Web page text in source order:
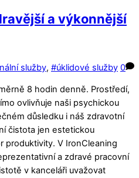
a výkonnější
služby, #úklidové služby 0
8 hodin denně. Prostředí,
ovlivňuje naši psychickou
důsledku i náš zdravotní
čistota jen estetickou
produktivity. V IronCleaning
a zdravé pracovní
v kanceláři uvažovat